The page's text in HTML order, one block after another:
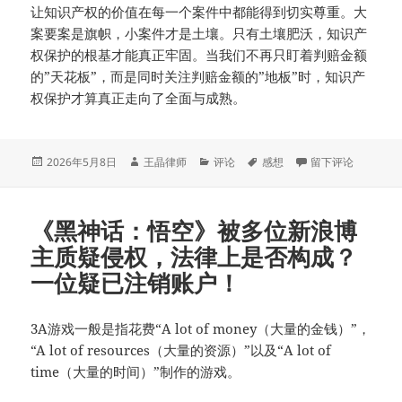
让知识产权的价值在每一个案件中都能得到切实尊重。大
案要案是旗帜，小案件才是土壤。只有土壤肥沃，知识产
权保护的根基才能真正牢固。当我们不再只盯着判赔金额
的”天花板”，而是同时关注判赔金额的”地板”时，知识产
权保护才算真正走向了全面与成熟。
发
2026年5月8日
作
王晶律师
分
评论
标
感想 于知识产权保护不
留下评论
《黑神话：悟空》被多位新浪博
主质疑侵权，法律上是否构成？
一位疑已注销账户！
3A游戏一般是指花费“A lot of money（大量的金钱）”，
“A lot of resources（大量的资源）”以及“A lot of
time（大量的时间）”制作的游戏。